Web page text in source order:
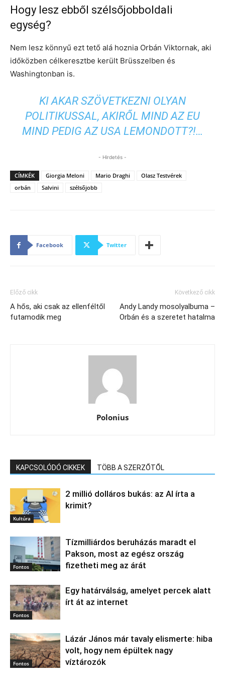
Hogy lesz ebből szélsőjobboldali
egység?
Nem lesz könnyű ezt tető alá hoznia Orbán Viktornak, aki
időközben célkeresztbe került Brüsszelben és
Washingtonban is.
KI AKAR SZÖVETKEZNI OLYAN
POLITIKUSSAL, AKIRŐL MIND AZ EU
MIND PEDIG AZ USA LEMONDOTT?!…
- Hirdetés -
CÍMKÉK Giorgia Meloni Mario Draghi
Olasz Testvérek
orbán
Salvini szélsőjobb
Facebook Twitter
Előző cikk
A hős, aki csak az ellenféltől
futamodik meg
Következő cikk
Andy Landy mosolyalbuma –
Orbán és a szeretet hatalma
Polonius
KAPCSOLÓDÓ CIKKEK TÖBB A SZERZŐTŐL
Kultúra
2 millió dolláros bukás: az AI írta a
krimit?
Fontos
Tízmilliárdos beruházás maradt el
Pakson, most az egész ország
fizetheti meg az árát
Fontos
Egy határválság, amelyet percek alatt
írt át az internet
Fontos
Lázár János már tavaly elismerte: hiba
volt, hogy nem épültek nagy
víztározók